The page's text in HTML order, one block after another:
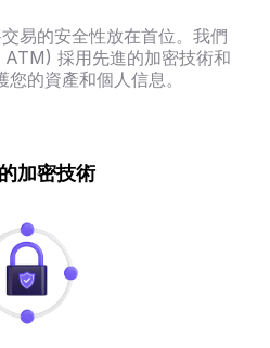
易的安全性放在首位。我們
採用先進的加密技術和
的資產和個人信息。
加密技術